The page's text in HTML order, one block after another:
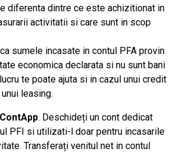
diferenta dintre ce este achizitionat in
activitatii si care sunt in scop
ca sumele incasate in contul PFA provin
economica declarata si nu sunt bani
te poate ajuta si in cazul unui credit
leasing.
. Deschideți un cont dedicat
PFI si utilizati-l doar pentru incasarile
Transferați venitul net in contul